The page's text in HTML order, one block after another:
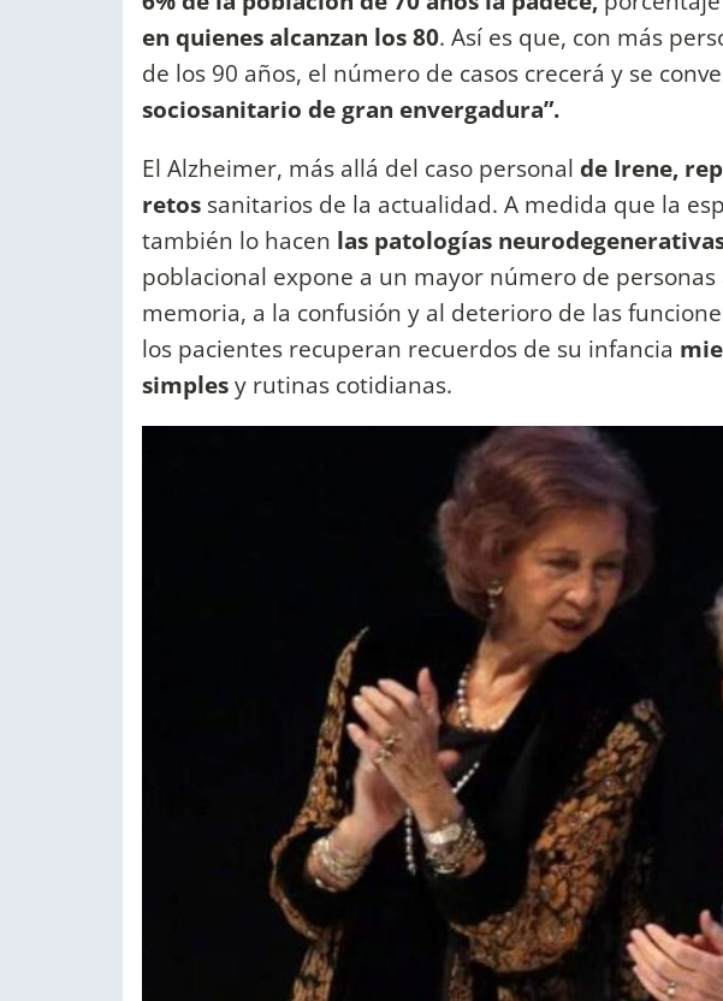
en quienes alcanzan los 80. Así es que, con más
de los 90 años, el número de casos crecerá y se
sociosanitario de gran envergadura”.
El Alzheimer, más allá del caso personal de Irene,
retos sanitarios de la actualidad. A medida que la
también lo hacen las patologías
poblacional expone a un mayor número de
memoria, a la confusión y al deterioro de las
los pacientes recuperan recuerdos de su infancia
simplesy rutinas cotidianas.